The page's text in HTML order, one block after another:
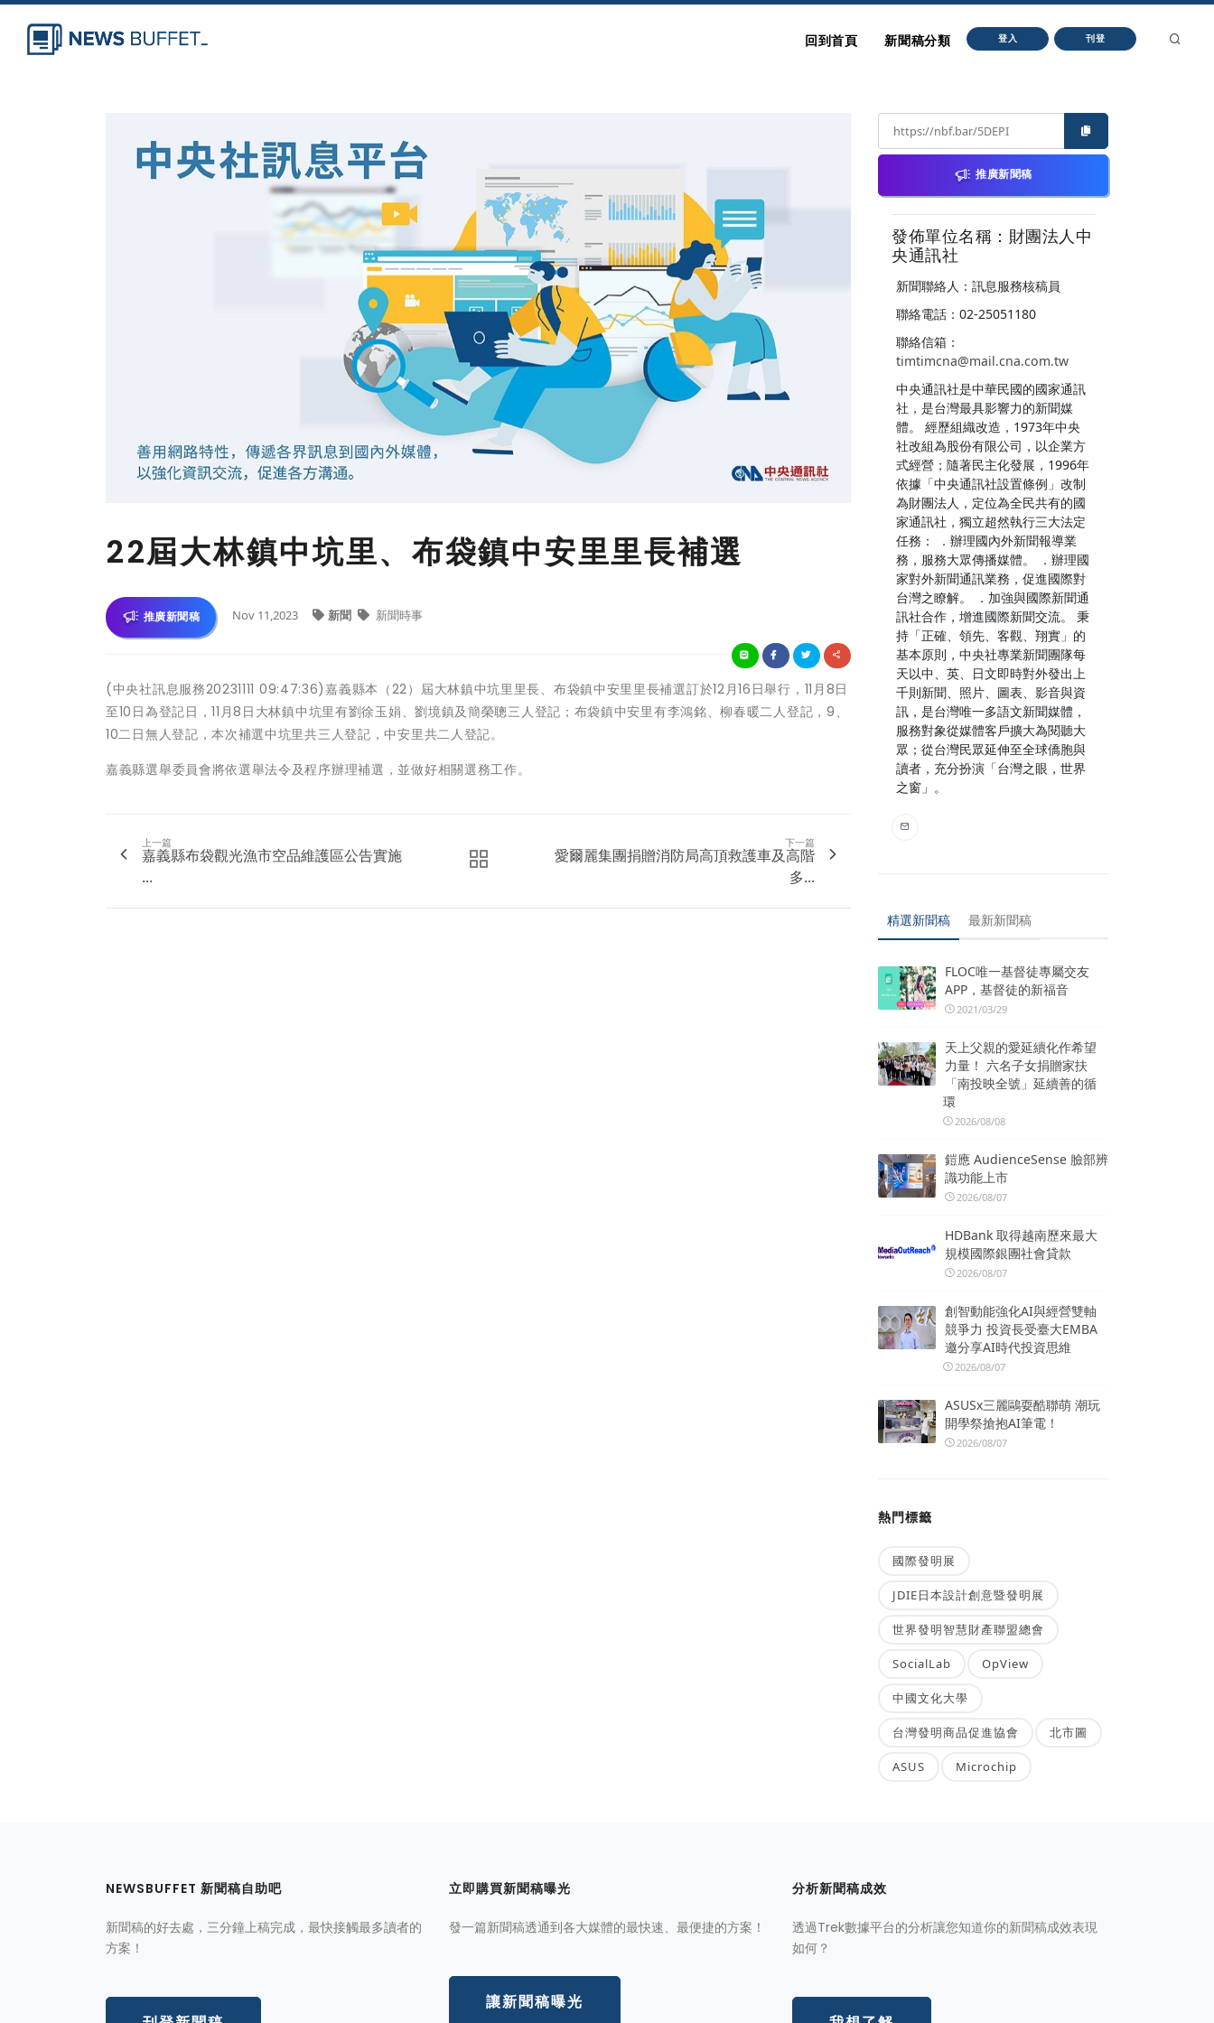
回到首頁 新聞稿分類 登入 刊登
22屆大林鎮中坑里、布袋鎮中安里里長補選
推廣新聞稿 Nov 11,2023 新聞 新聞時事
(中央社訊息服務20231111 09:47:36)嘉義縣本（22）屆大林鎮中坑里里長、布袋鎮中安里里長補選訂於12月16日舉行，11月8日
至10日為登記日，11月8日大林鎮中坑里有劉徐玉娟、劉境鎮及簡榮聰三人登記；布袋鎮中安里有李鴻銘、柳春暖二人登記，9、
10二日無人登記，本次補選中坑里共三人登記，中安里共二人登記。
嘉義縣選舉委員會將依選舉法令及程序辦理補選，並做好相關選務工作。
上一篇
嘉義縣布袋觀光漁市空品維護區公告實施
...
下一篇
愛爾麗集團捐贈消防局高頂救護車及高階
多...
推廣新聞稿
發佈單位名稱：財團法人中
央通訊社
新聞聯絡人：訊息服務核稿員
聯絡電話：02-25051180
聯絡信箱：
timtimcna@mail.cna.com.tw
中央通訊社是中華民國的國家通訊
社，是台灣最具影響力的新聞媒
體。 經歷組織改造，1973年中央
社改組為股份有限公司，以企業方
式經營；隨著民主化發展，1996年
依據「中央通訊社設置條例」改制
為財團法人，定位為全民共有的國
家通訊社，獨立超然執行三大法定
任務： ．辦理國內外新聞報導業
務，服務大眾傳播媒體。 ．辦理國
家對外新聞通訊業務，促進國際對
台灣之瞭解。 ．加強與國際新聞通
訊社合作，增進國際新聞交流。 秉
持「正確、領先、客觀、翔實」的
基本原則，中央社專業新聞團隊每
天以中、英、日文即時對外發出上
千則新聞、照片、圖表、影音與資
訊，是台灣唯一多語文新聞媒體，
服務對象從媒體客戶擴大為閱聽大
眾；從台灣民眾延伸至全球僑胞與
讀者，充分扮演「台灣之眼，世界
之窗」。
精選新聞稿 最新新聞稿
FLOC唯一基督徒專屬交友
APP，基督徒的新福音
2021/03/29
天上父親的愛延續化作希望
力量！ 六名子女捐贈家扶
「南投映全號」延續善的循
環
2026/08/08
鎧應 AudienceSense 臉部辨
識功能上市
2026/08/07
HDBank 取得越南歷來最大
規模國際銀團社會貸款
2026/08/07
創智動能強化AI與經營雙軸
競爭力 投資長受臺大EMBA
邀分享AI時代投資思維
2026/08/07
ASUSx三麗鷗耍酷聯萌 潮玩
開學祭搶抱AI筆電！
2026/08/07
熱門標籤
國際發明展
JDIE日本設計創意暨發明展
世界發明智慧財產聯盟總會
SocialLab OpView
中國文化大學
台灣發明商品促進協會 北市圖
ASUS Microchip
NEWSBUFFET 新聞稿自助吧
新聞稿的好去處，三分鐘上稿完成，最快接觸最多讀者的
方案！
立即購買新聞稿曝光
發一篇新聞稿透通到各大媒體的最快速、最便捷的方案！
讓新聞稿曝光
分析新聞稿成效
透過Trek數據平台的分析讓您知道你的新聞稿成效表現
如何？